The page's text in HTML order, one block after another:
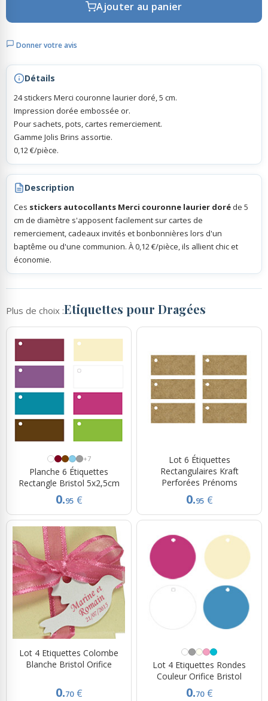
Scrapbooking, Loisirs Créatifs
Ajouter au panier
Donner votre avis
Détails
24 stickers Merci couronne laurier doré, 5 cm.
Impression dorée embossée or.
Pour sachets, pots, cartes remerciement.
Gamme Jolis Brins assortie.
0,12 €/pièce.
Description
Ces stickers autocollants Merci couronne laurier doré de 5
cm de diamètre s'apposent facilement sur cartes de
remerciement, cadeaux invités et bonbonnières lors d'un
baptême ou d'une communion. À 0,12 €/pièce, ils allient chic et
économie.
Plus de choix :Etiquettes pour Dragées
+7
Planche 6 Étiquettes
Rectangle Bristol 5x2,5cm
0.95 €
Lot 6 Étiquettes
Rectangulaires Kraft
Perforées Prénoms
0.95 €
Lot 4 Etiquettes Colombe
Blanche Bristol Orifice
0.70 €
Lot 4 Etiquettes Rondes
Couleur Orifice Bristol
0.70 €